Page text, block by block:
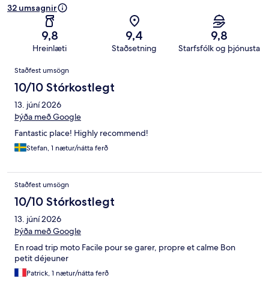
32 umsagnir
9,8
Hreinlæti
9,4
Staðsetning
9,8
Starfsfólk og þjónusta
Umsagnir
Staðfest umsögn
10/10 Stórkostlegt
13. júní 2026
Þýða með Google
Fantastic place! Highly recommend!
Stefan, 1 nætur/nátta ferð
Staðfest umsögn
10/10 Stórkostlegt
13. júní 2026
Þýða með Google
En road trip moto Facile pour se garer, propre et calme Bon
petit déjeuner
Patrick, 1 nætur/nátta ferð